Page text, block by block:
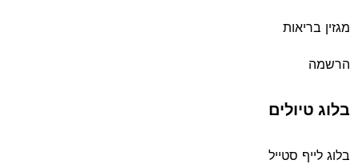
מגזין בריאות
הרשמה
בלוג טיולים
בלוג לייף סטייל